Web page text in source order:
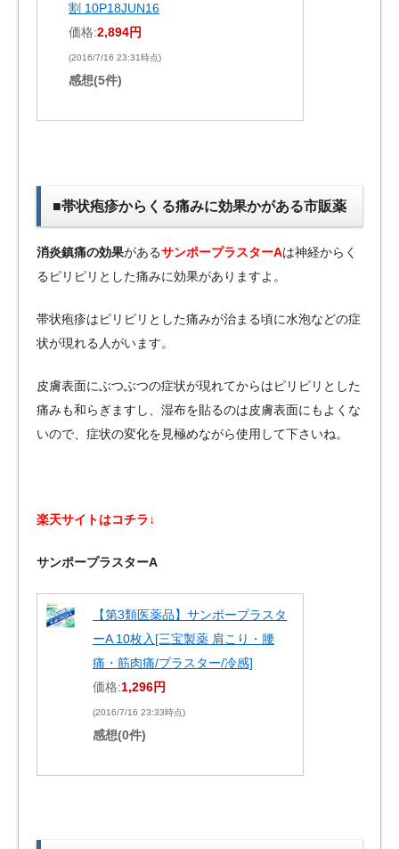
割 10P18JUN16
価格:2,894円
(2016/7/16 23:31時点)
感想(5件)
■帯状疱疹からくる痛みに効果かがある市販薬
消炎鎮痛の効果があるサンポープラスターAは神経からく
るピリピリとした痛みに効果がありますよ。
帯状疱疹はピリピリとした痛みが治まる頃に水泡などの症
状が現れる人がいます。
皮膚表面にぶつぶつの症状が現れてからはピリピリとした
痛みも和らぎますし、湿布を貼るのは皮膚表面にもよくな
いので、症状の変化を見極めながら使用して下さいね。
楽天サイトはコチラ↓
サンポープラスターA
【第3類医薬品】サンポープラスタ
ーA 10枚入[三宝製薬 肩こり・腰
痛・筋肉痛/プラスター/冷感]
価格:1,296円
(2016/7/16 23:33時点)
感想(0件)